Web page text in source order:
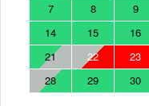
7
8 9
14
15 16
21
22 23
28
29 30